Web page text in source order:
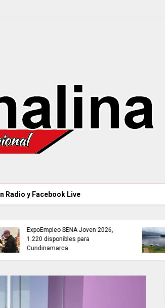
Radio y Facebook Live
NEUSA ABRE sus aguas para el
segundo festival náutico de
2026.